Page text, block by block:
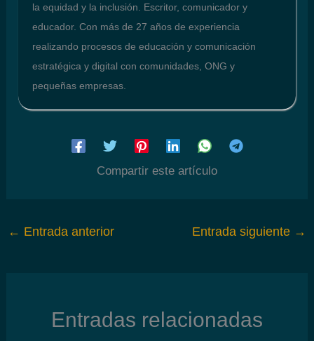
la equidad y la inclusión. Escritor, comunicador y
educador. Con más de 27 años de experiencia
realizando procesos de educación y comunicación
estratégica y digital con comunidades, ONG y
pequeñas empresas.
Compartir este artículo
← Entrada anterior Entrada siguiente →
Entradas relacionadas